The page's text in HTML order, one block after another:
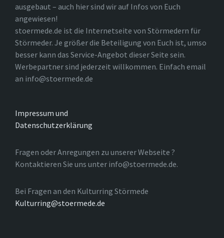
ausgebaut – auch hier sind wir auf Infos von Euch
angewiesen!
stoermede.de ist die Internetseite von Störmedern für
Störmeder. Je größer die Beteiligung von Euch ist, umso
besser kann das Service-Angebot dieser Seite sein.
Werbepartner sind jederzeit willkommen. Einfach email
an info@stoermede.de
Impressum und
Datenschutzerklärung
Fragen oder Anregungen zu unserer Webseite ?
Kontaktieren Sie uns unter info@stoermede.de.
Bei Fragen an den Kulturring Störmede
Kulturring@stoermede.de